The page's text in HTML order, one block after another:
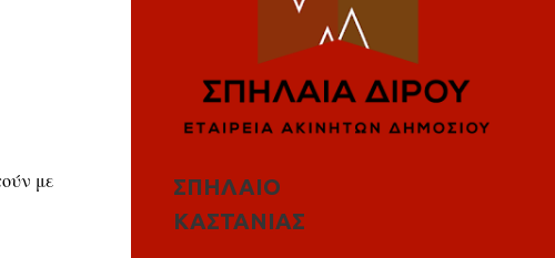
με
ΣΠΗΛΑΙΟ
ΚΑΣΤΑΝΙΑΣ